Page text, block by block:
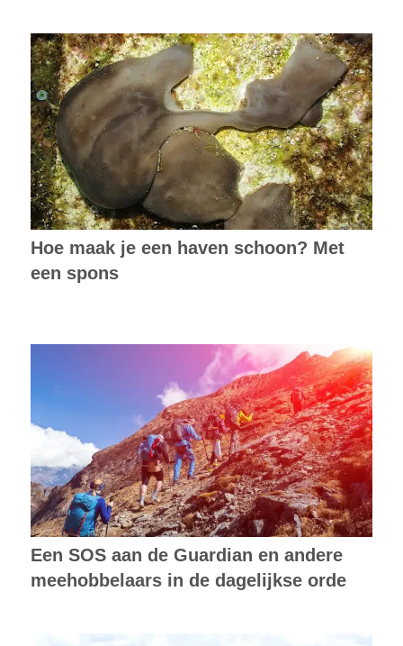
Hoe maak je een haven schoon? Met
een spons
Een SOS aan de Guardian en andere
meehobbelaars in de dagelijkse orde